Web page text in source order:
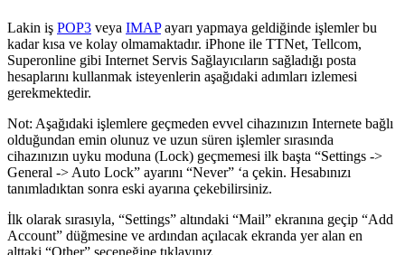
Lakin iş POP3 veya IMAPayarı yapmaya geldiğinde işlemler bu
kadar kısa ve kolay olmamaktadır. iPhone ile TTNet, Tellcom,
Superonline gibi Internet Servis Sağlayıcıların sağladığı posta
hesaplarını kullanmak isteyenlerin aşağıdaki adımları izlemesi
gerekmektedir.
Not: Aşağıdaki işlemlere geçmeden evvel cihazınızın Internete bağlı
olduğundan emin olunuz ve uzun süren işlemler sırasında
cihazınızın uyku moduna (Lock) geçmemesi ilk başta “Settings ->
General -> Auto Lock” ayarını “Never” ‘a çekin. Hesabınızı
tanımladıktan sonra eski ayarına çekebilirsiniz.
İlk olarak sırasıyla, “Settings” altındaki “Mail” ekranına geçip “Add
Account” düğmesine ve ardından açılacak ekranda yer alan en
alttaki “Other” seçeneğine tıklayınız.